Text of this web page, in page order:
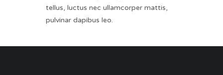
tellus, luctus nec ullamcorper mattis,
pulvinar dapibus leo.